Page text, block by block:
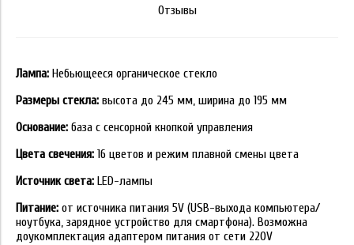
Отзывы
Лампа: Небьющееся органическое стекло
Размеры стекла: высота до 245 мм, ширина до 195 мм
Основание: база с сенсорной кнопкой управления
Цвета свечения: 16 цветов и режим плавной смены цвета
Источник света: LED-лампы
Питание: от источника питания 5V (USB-выхода компьютера/
ноутбука, зарядное устройство для смартфона). Возможна
доукомплектация адаптером питания от сети 220V